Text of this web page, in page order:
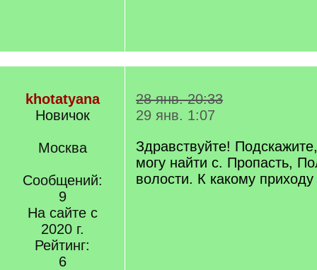
khotatyana
Новичок
Москва
Сообщений:
9
На сайте с
2020 г.
Рейтинг:
6
28 янв. 20:33
29 янв. 1:07
Здравствуйте!
могу найти с. Пропасть,
волости. К какому